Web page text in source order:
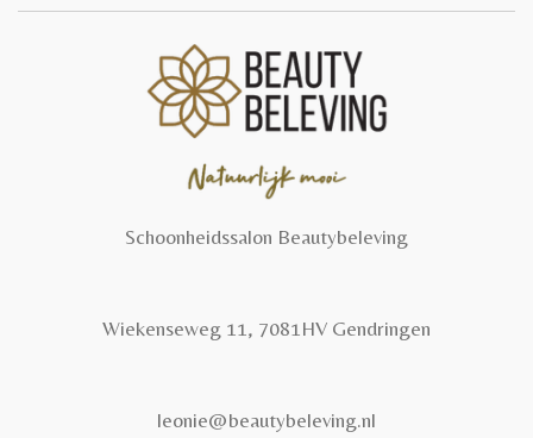
Schoonheidssalon Beautybeleving
Wiekenseweg 11, 7081HV Gendringen
leonie@beautybeleving.nl